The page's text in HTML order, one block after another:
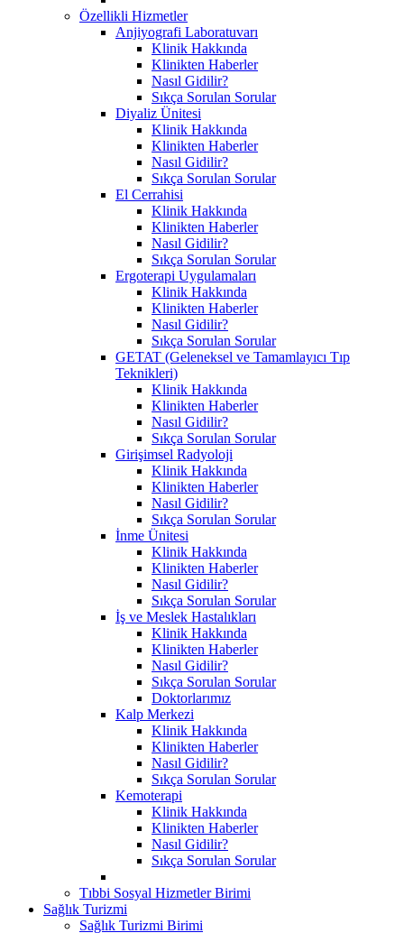
Özellikli Hizmetler
Anjiyografi Laboratuvarı
Klinik Hakkında
Klinikten Haberler
Nasıl Gidilir?
Sıkça Sorulan Sorular
Diyaliz Ünitesi
Klinik Hakkında
Klinikten Haberler
Nasıl Gidilir?
Sıkça Sorulan Sorular
El Cerrahisi
Klinik Hakkında
Klinikten Haberler
Nasıl Gidilir?
Sıkça Sorulan Sorular
Ergoterapi Uygulamaları
Klinik Hakkında
Klinikten Haberler
Nasıl Gidilir?
Sıkça Sorulan Sorular
GETAT (Geleneksel ve Tamamlayıcı Tıp
Teknikleri)
Klinik Hakkında
Klinikten Haberler
Nasıl Gidilir?
Sıkça Sorulan Sorular
Girişimsel Radyoloji
Klinik Hakkında
Klinikten Haberler
Nasıl Gidilir?
Sıkça Sorulan Sorular
İnme Ünitesi
Klinik Hakkında
Klinikten Haberler
Nasıl Gidilir?
Sıkça Sorulan Sorular
İş ve Meslek Hastalıkları
Klinik Hakkında
Klinikten Haberler
Nasıl Gidilir?
Sıkça Sorulan Sorular
Doktorlarımız
Kalp Merkezi
Klinik Hakkında
Klinikten Haberler
Nasıl Gidilir?
Sıkça Sorulan Sorular
Kemoterapi
Klinik Hakkında
Klinikten Haberler
Nasıl Gidilir?
Sıkça Sorulan Sorular
Tıbbi Sosyal Hizmetler Birimi
Sağlık Turizmi
Sağlık Turizmi Birimi